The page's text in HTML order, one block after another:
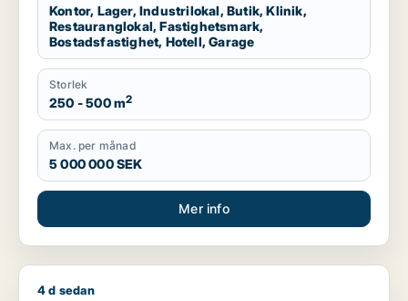
Kontor, Lager, Industrilokal, Butik, Klinik,
Restauranglokal, Fastighetsmark,
Bostadsfastighet, Hotell, Garage
Storlek
250 - 500 m2
Max. per månad
5 000 000 SEK
Mer info
Kristoffer söker kontor, lager, industrilokal, butik, klinik,
4 d sedan